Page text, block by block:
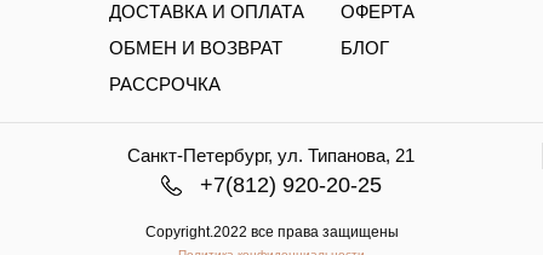
ДОСТАВКА И ОПЛАТА
ОБМЕН И ВОЗВРАТ
РАССРОЧКА
ОФЕРТА
БЛОГ
Санкт-Петербург, ул. Типанова, 21
+7(812) 920-20-25
Copyright.2022 все права защищены